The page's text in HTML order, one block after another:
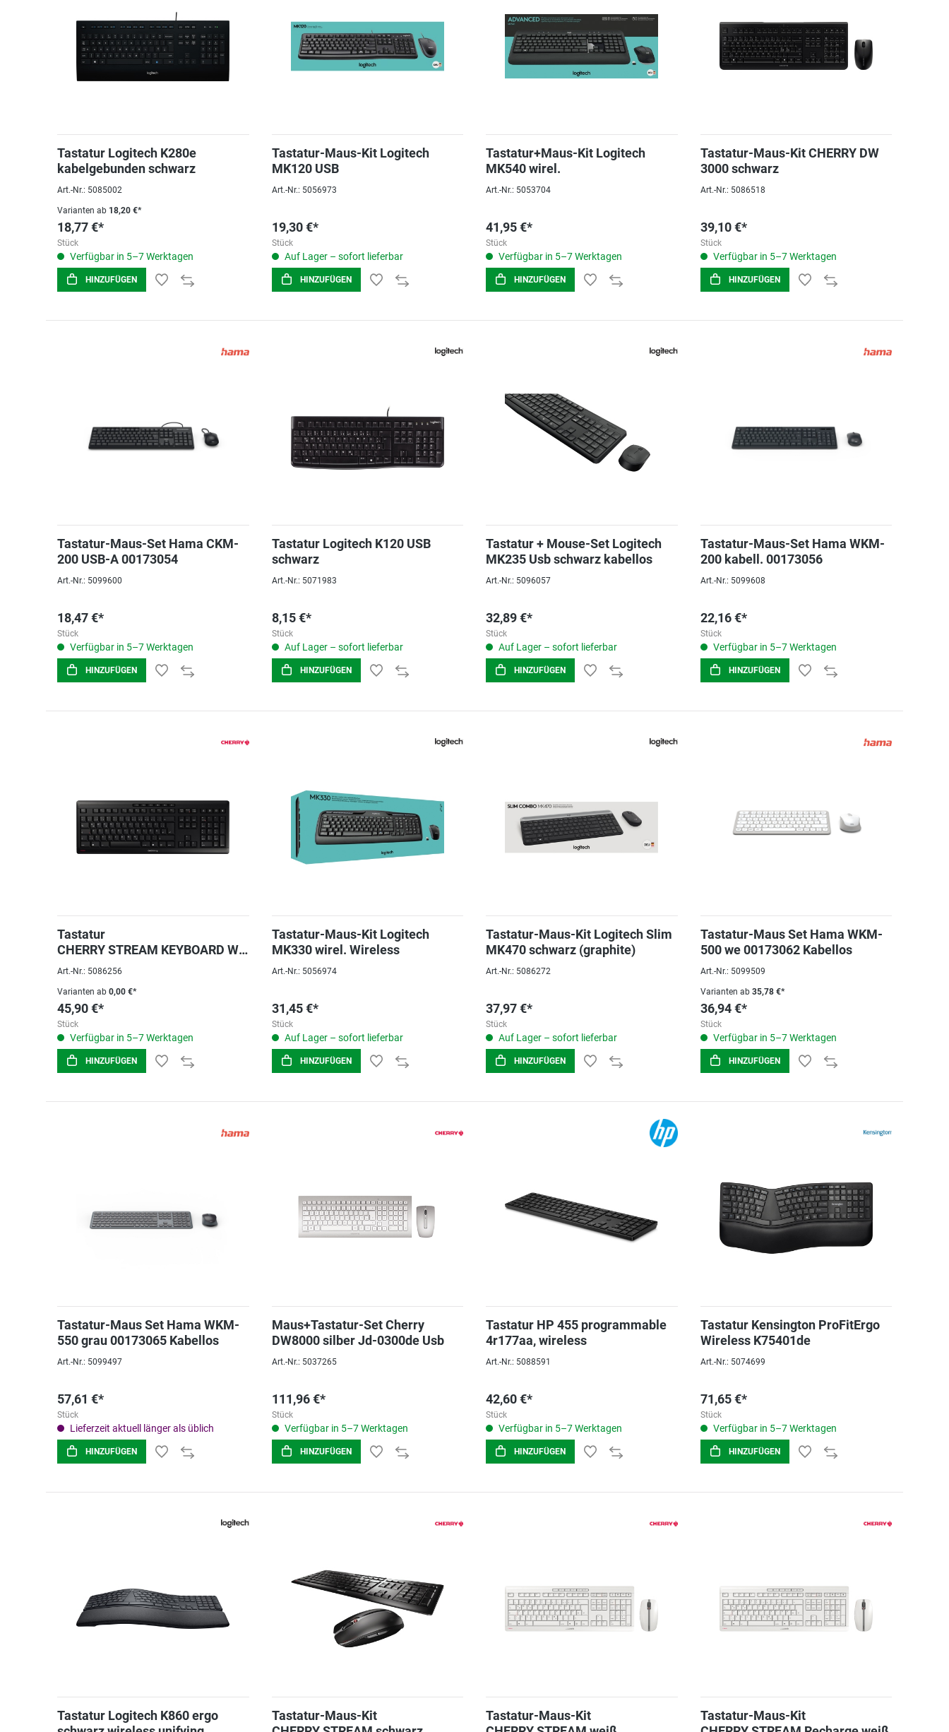
Tastatur Logitech K280e
kabelgebunden schwarz
Art.-Nr.: 5085002
Varianten ab 18,20 €*
18,77 €*
Stück
Verfügbar in 5–7 Werktagen
HINZUFÜGEN
Tastatur-Maus-Kit Logitech
MK120 USB
Art.-Nr.: 5056973
19,30 €*
Stück
Auf Lager – sofort lieferbar
HINZUFÜGEN
Tastatur+Maus-Kit Logitech
MK540 wirel.
Art.-Nr.: 5053704
41,95 €*
Stück
Verfügbar in 5–7 Werktagen
HINZUFÜGEN
Tastatur-Maus-Kit CHERRY DW
3000 schwarz
Art.-Nr.: 5086518
39,10 €*
Stück
Verfügbar in 5–7 Werktagen
HINZUFÜGEN
Tastatur-Maus-Set Hama CKM-
200 USB-A 00173054
Art.-Nr.: 5099600
18,47 €*
Stück
Verfügbar in 5–7 Werktagen
HINZUFÜGEN
Tastatur Logitech K120 USB
schwarz
Art.-Nr.: 5071983
8,15 €*
Stück
Auf Lager – sofort lieferbar
HINZUFÜGEN
Tastatur + Mouse-Set Logitech
MK235 Usb schwarz kabellos
Art.-Nr.: 5096057
32,89 €*
Stück
Auf Lager – sofort lieferbar
HINZUFÜGEN
Tastatur-Maus-Set Hama WKM-
200 kabell. 00173056
Art.-Nr.: 5099608
22,16 €*
Stück
Verfügbar in 5–7 Werktagen
HINZUFÜGEN
Tastatur
CHERRY STREAM KEYBOARD WI
RELESS schwarz
Art.-Nr.: 5086256
Varianten ab 0,00 €*
45,90 €*
Stück
Verfügbar in 5–7 Werktagen
HINZUFÜGEN
Tastatur-Maus-Kit Logitech
MK330 wirel. Wireless
Art.-Nr.: 5056974
31,45 €*
Stück
Auf Lager – sofort lieferbar
HINZUFÜGEN
Tastatur-Maus-Kit Logitech Slim
MK470 schwarz (graphite)
Art.-Nr.: 5086272
37,97 €*
Stück
Auf Lager – sofort lieferbar
HINZUFÜGEN
Tastatur-Maus Set Hama WKM-
500 we 00173062 Kabellos
Art.-Nr.: 5099509
Varianten ab35,78 €*
36,94 €*
Stück
Verfügbar in 5–7 Werktagen
HINZUFÜGEN
Tastatur-Maus Set Hama WKM-
550 grau 00173065 Kabellos
Art.-Nr.: 5099497
57,61 €*
Stück
Lieferzeit aktuell länger als üblich
HINZUFÜGEN
Maus+Tastatur-Set Cherry
DW8000 silber Jd-0300de Usb
Art.-Nr.: 5037265
111,96 €*
Stück
Verfügbar in 5–7 Werktagen
HINZUFÜGEN
Tastatur HP 455 programmable
4r177aa, wireless
Art.-Nr.: 5088591
42,60 €*
Stück
Verfügbar in 5–7 Werktagen
HINZUFÜGEN
Tastatur Kensington ProFitErgo
Wireless K75401de
Art.-Nr.: 5074699
71,65 €*
Stück
Verfügbar in 5–7 Werktagen
HINZUFÜGEN
Tastatur Logitech K860 ergo
Tastatur-Maus-Kit
Tastatur-Maus-Kit
Tastatur-Maus-Kit